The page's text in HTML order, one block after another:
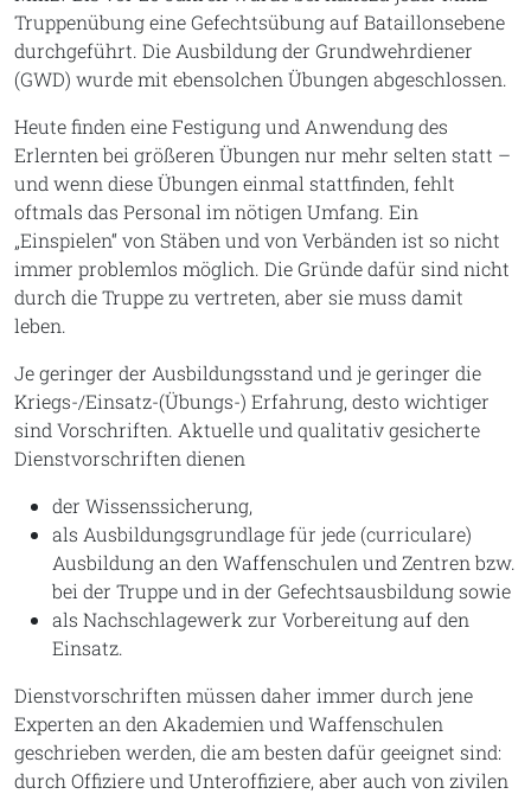
Truppenübung eine Gefechtsübung auf Bataillonsebene
durchgeführt. Die Ausbildung der Grundwehrdiener
(GWD) wurde mit ebensolchen Übungen abgeschlossen.
Heute finden eine Festigung und Anwendung des
Erlernten bei größeren Übungen nur mehr selten statt –
und wenn diese Übungen einmal stattfinden, fehlt
oftmals das Personal im nötigen Umfang. Ein
„Einspielen“ von Stäben und von Verbänden ist so nicht
immer problemlos möglich. Die Gründe dafür sind nicht
durch die Truppe zu vertreten, aber sie muss damit
leben.
Je geringer der Ausbildungsstand und je geringer die
Kriegs-/Einsatz-(Übungs-) Erfahrung, desto wichtiger
sind Vorschriften. Aktuelle und qualitativ gesicherte
Dienstvorschriften dienen
der Wissenssicherung,
als Ausbildungsgrundlage für jede (curriculare)
Ausbildung an den Waffenschulen und Zentren bzw.
bei der Truppe und in der Gefechtsausbildung sowie
als Nachschlagewerk zur Vorbereitung auf den
Einsatz.
Dienstvorschriften müssen daher immer durch jene
Experten an den Akademien und Waffenschulen
geschrieben werden, die am besten dafür geeignet sind:
durch Offiziere und Unteroffiziere, aber auch von zivilen